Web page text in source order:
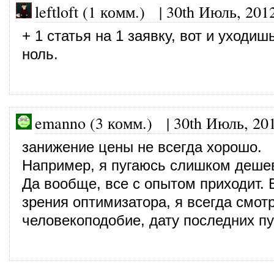
leftloft (1 комм.) | 30th Июль,
+ 1 статья на 1 заявку, вот и
ноль.
emanno (3 комм.) | 30th Июль,
занижение цены не всегда хорошо.
Например, я пугаюсь слишком
Да вообще, все с опытом приходит.
зрения оптимизатора, я всегда
человекоподобие, дату последних